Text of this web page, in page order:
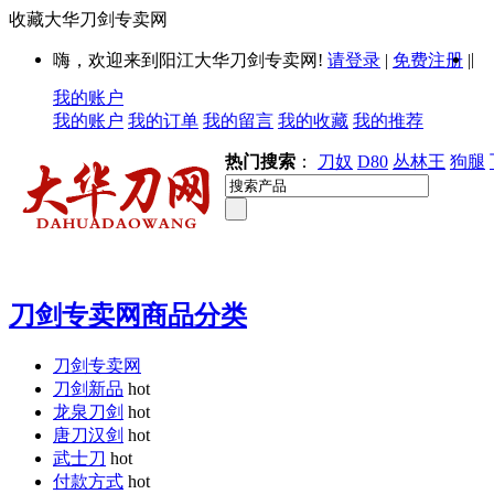
收藏大华刀剑专卖网
嗨，欢迎来到阳江大华刀剑专卖网! 请登录 | 免费注册 ||
我的账户
我的账户 我的订单 我的留言 我的收藏 我的推荐
热门搜索 ： 刀奴 D80 丛林王 狗腿
刀剑专卖网商品分类
刀剑专卖网
刀剑新品 hot
龙泉刀剑 hot
唐刀汉剑 hot
武士刀 hot
付款方式 hot